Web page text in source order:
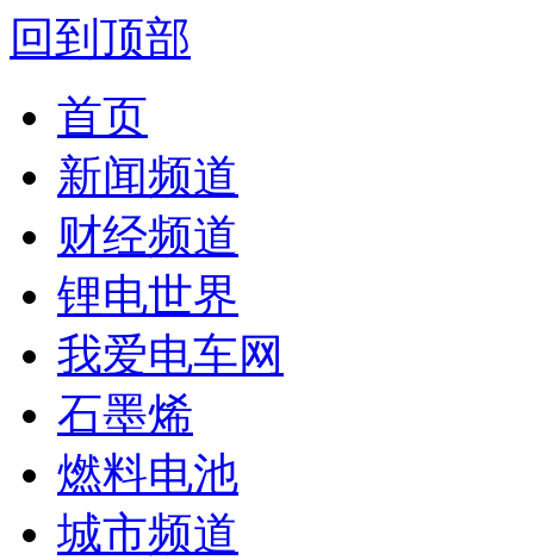
回到顶部
首页
新闻频道
财经频道
锂电世界
我爱电车网
石墨烯
燃料电池
城市频道